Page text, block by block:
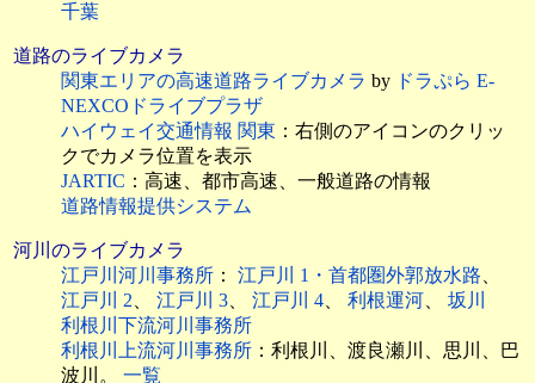
千葉
道路のライブカメラ
関東エリアの高速道路ライブカメラ by ドラぷら E-
NEXCOドライブプラザ
ハイウェイ交通情報 関東 ：右側のアイコンのクリッ
クでカメラ位置を表示
JARTIC ：高速、都市高速、一般道路の情報
道路情報提供システム
河川のライブカメラ
江戸川河川事務所 ： 江戸川 1・首都圏外郭放水路、
江戸川 2、 江戸川 3、 江戸川 4、 利根運河、 坂川
利根川下流河川事務所
利根川上流河川事務所 ：利根川、渡良瀬川、思川、巴
波川。 一覧